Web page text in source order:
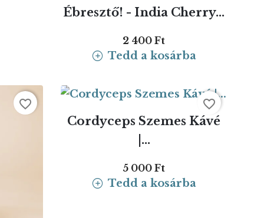
Ébresztő! - India Cherry...
2 400 Ft
Tedd a kosárba
favorite_border
Cordyceps Szemes Kávé
|...
5 000 Ft
Tedd a kosárba
favorite_border